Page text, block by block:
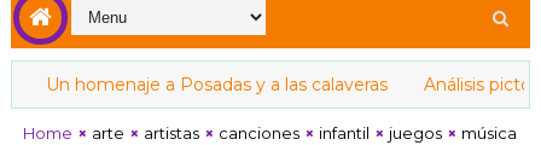
homenaje a Posadas y a las calaveras Análisis pictórico
Home arte artistas canciones infantil juegos
música